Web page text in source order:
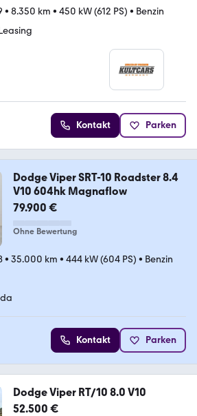
• 8.350 km • 450 kW (612 PS) • Benzin
Kontakt Parken
Dodge Viper SRT-10 Roadster 8.4
V10 604hk Magnaflow
79.900 €
Ohne Bewertung
• 35.000 km • 444 kW (604 PS) • Benzin
Kontakt Parken
Dodge Viper RT/10 8.0 V10
52.500 €